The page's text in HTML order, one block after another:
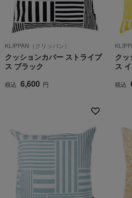
KLIPPAN（クリッパン）
クッションカバー ストライプ
ス ブラック
税込 6,600 円
クッ
ス
税込